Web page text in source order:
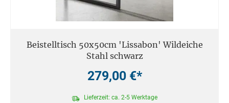
Beistelltisch 50x50cm 'Lissabon' Wildeiche
Stahl schwarz
279,00 €*
Lieferzeit: ca. 2-5 Werktage